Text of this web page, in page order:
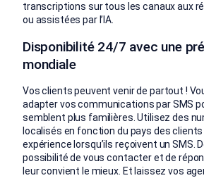
transcriptions sur tous les canaux aux
ou assistées par l’IA.
Disponibilité 24/7 avec une
mondiale
Vos clients peuvent venir de partout !
adapter vos communications par SMS
semblent plus familières. Utilisez des
localisés en fonction du pays des clients
expérience lorsqu’ils reçoivent un SMS.
possibilité de vous contacter et de
leur convient le mieux. Et laissez vos